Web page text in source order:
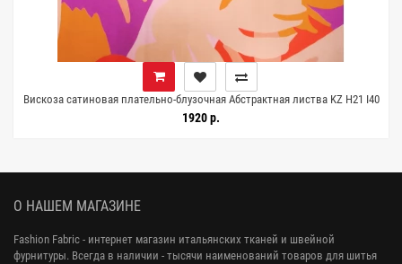
Вискоза сатиновая плательно-блузочная Абстрактная листва KZ H21 I40
19022504
1920 р.
О НАШЕМ МАГАЗИНЕ
Fashion Fabric - интернет магазин итальянских тканей и швейной
фурнитуры. Всегда в наличии - тысячи наименований товаров для шитья